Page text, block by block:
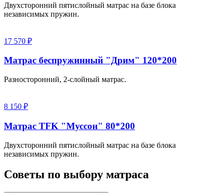
Двухсторонний пятислойный матрас на базе блока
независимых пружин.
17 570 ₽
Матрас беспружинный "Дрим" 120*200
Разносторонний, 2-слойный матрас.
8 150 ₽
Матрас TFK "Муссон" 80*200
Двухсторонний пятислойный матрас на базе блока
независимых пружин.
Советы по выбору матраса